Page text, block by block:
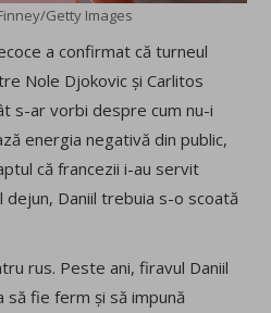
Getty Images
a confirmat că turneul
Nole Djokovic și Carlitos
s-ar vorbi despre cum nu-i
energia negativă din public,
că francezii i-au servit
dejun, Daniil trebuia s-o scoată
rus. Peste ani, firavul Daniil
să fie ferm și să impună